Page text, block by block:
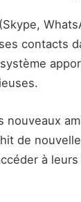
contacts
nouveaux
de
à